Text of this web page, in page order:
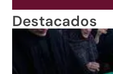
Destacados